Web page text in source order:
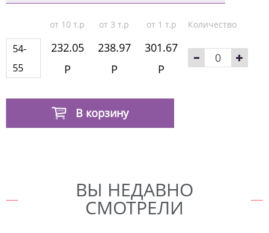
от 10 т.р от 3 т.р от 1 т.р Количество
54-
55
232.05
Р
238.97
Р
301.67
Р
В корзину
ВЫ НЕДАВНО
СМОТРЕЛИ